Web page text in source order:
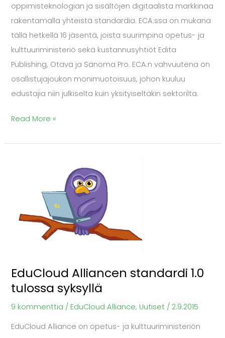
oppimisteknologian ja sisältöjen digitaalista markkinaa
rakentamalla yhteistä standardia. ECA:ssa on mukana
tällä hetkellä 16 jäsentä, joista suurimpina opetus- ja
kulttuuriministeriö sekä kustannusyhtiöt Edita
Publishing, Otava ja Sanoma Pro. ECA:n vahvuutena on
osallistujajoukon monimuotoisuus, johon kuuluu
edustajia niin julkiselta kuin yksityiseltäkin sektorilta.
Read More »
EduCloud Alliancen standardi 1.0
tulossa syksyllä
9 kommenttia / EduCloud Alliance, Uutiset / 2.9.2015
EduCloud Alliance on opetus- ja kulttuuriministeriön
standardi
tulossa